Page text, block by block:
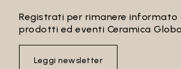
Registrati per rimanere informato
prodotti ed eventi Ceramica Globo
Leggi newsletter